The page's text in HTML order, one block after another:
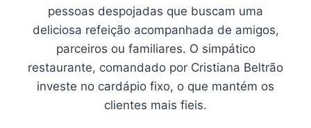
pessoas despojadas que buscam uma
deliciosa refeição acompanhada de amigos,
parceiros ou familiares. O simpático
restaurante, comandado por Cristiana Beltrão
investe no cardápio fixo, o que mantém os
clientes mais fieis.